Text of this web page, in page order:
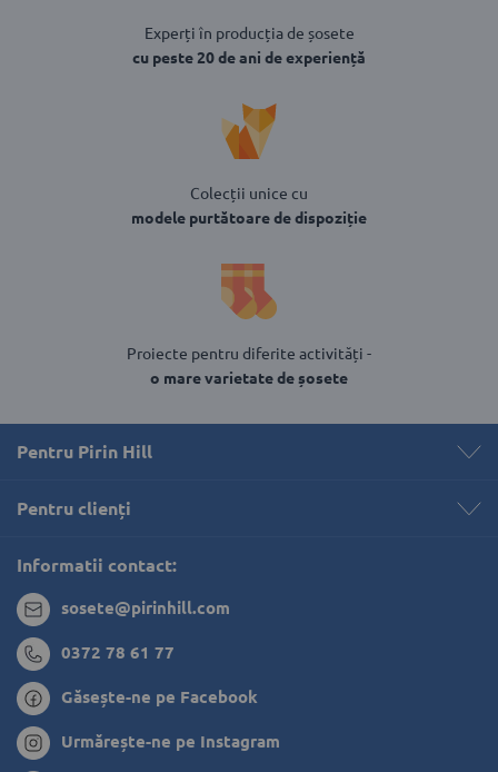
Experți în producția de șosete
cu peste 20 de ani de experiență
Colecții unice cu
modele purtătoare de dispoziție
Proiecte pentru diferite activități -
o mare varietate de șosete
Pentru Pirin Hill
Pentru clienți
Informatii contact:
sosete@pirinhill.com
0372 78 61 77
Găsește-ne pe Facebook
Urmărește-ne pe Instagram